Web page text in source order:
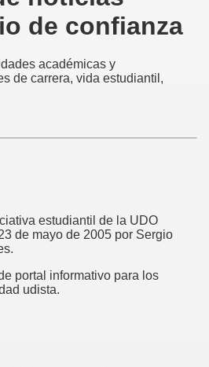
de confianza
académicas y
de carrera, vida estudiantil,
estudiantil de la UDO
de mayo de 2005 por Sergio
portal informativo para los
udista.